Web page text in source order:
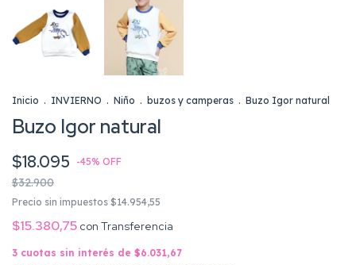
Inicio . INVIERNO . Niño . buzos y camperas . Buzo Igor natural
Buzo Igor natural
$18.095 -45% OFF
$32.900
Precio sin impuestos $14.954,55
$15.380,75 con Transferencia
3 cuotas sin interés de $6.031,67